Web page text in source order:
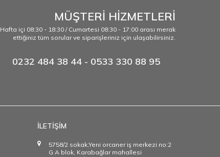
MÜŞTERİ HİZMETLERİ
Hafta içi 08:30 - 18:30 / Cumartesi 08:30 - 17:00 arası merak
ettiğiniz tüm sorular ve siparişleriniz için ulaşabilirsiniz.
0232 484 38 44 - 0533 330 88 95
İLETİŞİM
5758/2 sokak,Yeni orcaner iş merkezi no:2
G A blok, Karabağlar mahallesi